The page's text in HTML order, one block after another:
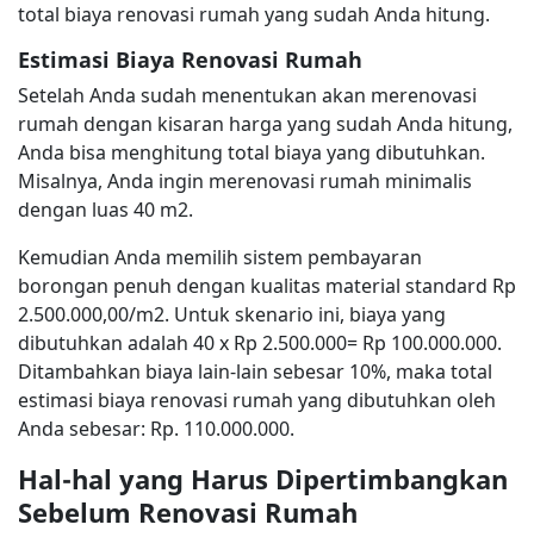
total biaya renovasi rumah yang sudah Anda hitung.
Estimasi Biaya Renovasi Rumah
Setelah Anda sudah menentukan akan merenovasi
rumah dengan kisaran harga yang sudah Anda hitung,
Anda bisa menghitung total biaya yang dibutuhkan.
Misalnya, Anda ingin merenovasi rumah minimalis
dengan luas 40 m2.
Kemudian Anda memilih sistem pembayaran
borongan penuh dengan kualitas material standard Rp
2.500.000,00/m2. Untuk skenario ini, biaya yang
dibutuhkan adalah 40 x Rp 2.500.000= Rp 100.000.000.
Ditambahkan biaya lain-lain sebesar 10%, maka total
estimasi biaya renovasi rumah yang dibutuhkan oleh
Anda sebesar: Rp. 110.000.000.
Hal-hal yang Harus Dipertimbangkan
Sebelum Renovasi Rumah